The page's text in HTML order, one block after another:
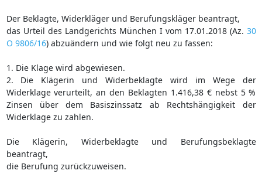
Der Beklagte, Widerkläger und Berufungskläger beantragt,
das Urteil des Landgerichts München I vom 17.01.2018 (Az. 30
O 9806/16) abzuändern und wie folgt neu zu fassen:
1. Die Klage wird abgewiesen.
2. Die Klägerin und Widerbeklagte wird im Wege der
Widerklage verurteilt, an den Beklagten 1.416,38 € nebst 5 %
Zinsen über dem Basiszinssatz ab Rechtshängigkeit der
Widerklage zu zahlen.
Die Klägerin, Widerbeklagte und Berufungsbeklagte
beantragt,
die Berufung zurückzuweisen.